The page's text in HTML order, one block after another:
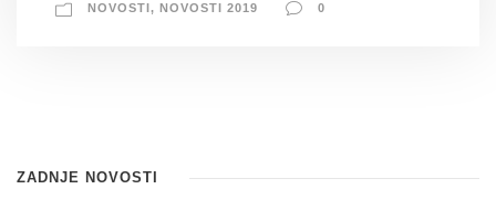
NOVOSTI, NOVOSTI 2019 0
ZADNJE NOVOSTI